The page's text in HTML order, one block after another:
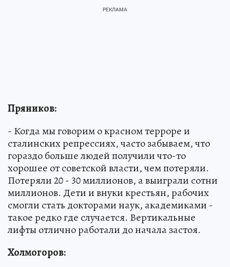
Пряников:
- Когда мы говорим о красном терроре и
сталинских репрессиях, часто забываем, что
гораздо больше людей получили что-то
хорошее от советской власти, чем потеряли.
Потеряли 20 - 30 миллионов, а выиграли сотни
миллионов. Дети и внуки крестьян, рабочих
смогли стать докторами наук, академиками -
такое редко где случается. Вертикальные
лифты отлично работали до начала застоя.
Холмогоров: